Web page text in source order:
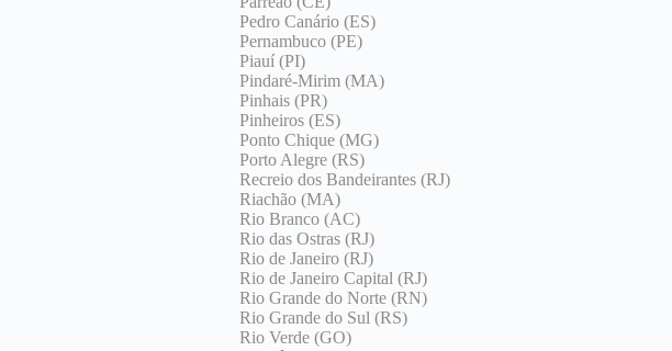
Pedro Canário (ES)
Pernambuco (PE)
Piauí (PI)
Pindaré-Mirim (MA)
Pinhais (PR)
Pinheiros (ES)
Ponto Chique (MG)
Porto Alegre (RS)
Recreio dos Bandeirantes (RJ)
Riachão (MA)
Rio Branco (AC)
Rio das Ostras (RJ)
Rio de Janeiro (RJ)
Rio de Janeiro Capital (RJ)
Rio Grande do Norte (RN)
Rio Grande do Sul (RS)
Rio Verde (GO)